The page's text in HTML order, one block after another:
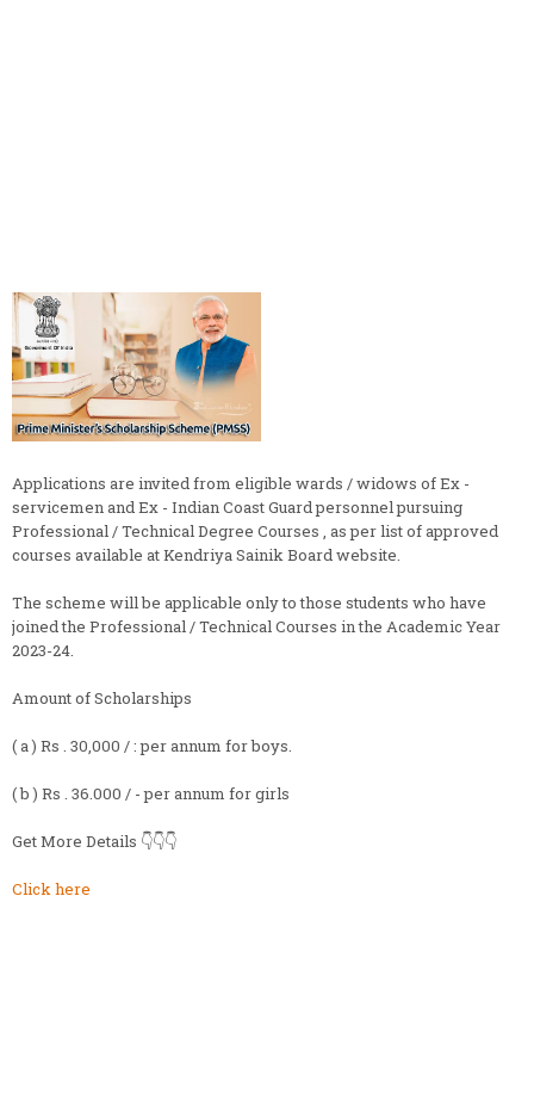
Applications are invited from eligible wards / widows of Ex -
servicemen and Ex - Indian Coast Guard personnel pursuing
Professional / Technical Degree Courses , as per list of approved
courses available at Kendriya Sainik Board website.
The scheme will be applicable only to those students who have
joined the Professional / Technical Courses in the Academic Year
2023-24.
Amount of Scholarships
( a ) Rs . 30,000 / : per annum for boys.
( b ) Rs . 36.000 / - per annum for girls
Get More Details 👇👇👇
Click here